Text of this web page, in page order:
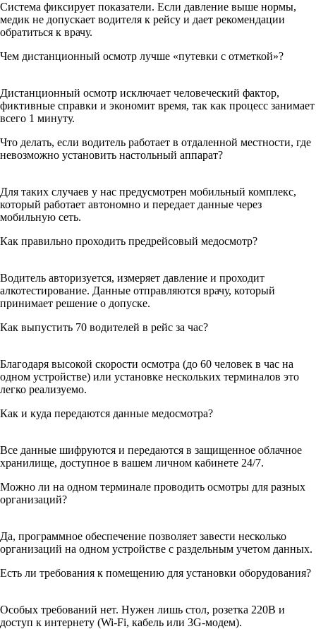
Система фиксирует показатели. Если давление выше нормы,
медик не допускает водителя к рейсу и дает рекомендации
обратиться к врачу.
Чем дистанционный осмотр лучше «путевки с отметкой»?
Дистанционный осмотр исключает человеческий фактор,
фиктивные справки и экономит время, так как процесс занимает
всего 1 минуту.
Что делать, если водитель работает в отдаленной местности, где
невозможно установить настольный аппарат?
Для таких случаев у нас предусмотрен мобильный комплекс,
который работает автономно и передает данные через
мобильную сеть.
Как правильно проходить предрейсовый медосмотр?
Водитель авторизуется, измеряет давление и проходит
алкотестирование. Данные отправляются врачу, который
принимает решение о допуске.
Как выпустить 70 водителей в рейс за час?
Благодаря высокой скорости осмотра (до 60 человек в час на
одном устройстве) или установке нескольких терминалов это
легко реализуемо.
Как и куда передаются данные медосмотра?
Все данные шифруются и передаются в защищенное облачное
хранилище, доступное в вашем личном кабинете 24/7.
Можно ли на одном терминале проводить осмотры для разных
организаций?
Да, программное обеспечение позволяет завести несколько
организаций на одном устройстве с раздельным учетом данных.
Есть ли требования к помещению для установки оборудования?
Особых требований нет. Нужен лишь стол, розетка 220В и
доступ к интернету (Wi-Fi, кабель или 3G-модем).